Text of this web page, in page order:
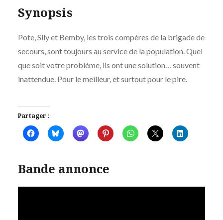
Synopsis
Pote, Sily et Bemby, les trois compères de la brigade de
secours, sont toujours au service de la population. Quel
que soit votre problème, ils ont une solution… souvent
inattendue. Pour le meilleur, et surtout pour le pire.
Partager :
Bande annonce